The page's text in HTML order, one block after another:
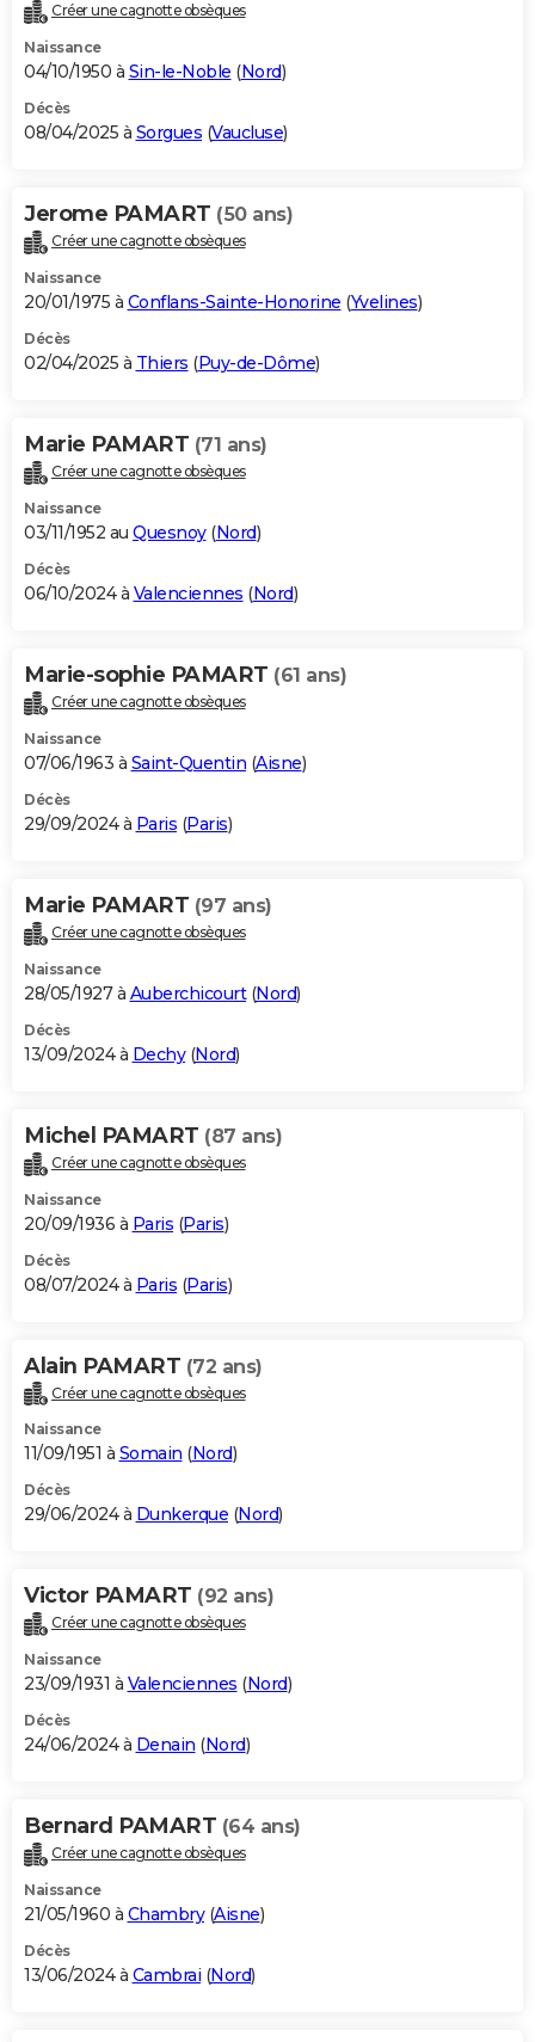
Créer une cagnotte obsèques
Naissance
04/10/1950 à Sin-le-Noble (Nord)
Décès
08/04/2025 à Sorgues (Vaucluse)
Jerome PAMART (50 ans)
Créer une cagnotte obsèques
Naissance
20/01/1975 à Conflans-Sainte-Honorine (Yvelines)
Décès
02/04/2025 à Thiers (Puy-de-Dôme)
Marie PAMART (71 ans)
Créer une cagnotte obsèques
Naissance
03/11/1952 au Quesnoy(Nord)
Décès
06/10/2024 à Valenciennes (Nord)
Marie-sophie PAMART (61 ans)
Créer une cagnotte obsèques
Naissance
07/06/1963 à Saint-Quentin (Aisne)
Décès
29/09/2024 à Paris (Paris)
Marie PAMART (97 ans)
Créer une cagnotte obsèques
Naissance
28/05/1927 à Auberchicourt(Nord)
Décès
13/09/2024 à Dechy(Nord)
Michel PAMART (87 ans)
Créer une cagnotte obsèques
Naissance
20/09/1936 à Paris (Paris)
Décès
08/07/2024 à Paris (Paris)
Alain PAMART (72 ans)
Créer une cagnotte obsèques
Naissance
11/09/1951 à Somain (Nord)
Décès
29/06/2024 à Dunkerque (Nord)
Victor PAMART (92 ans)
Créer une cagnotte obsèques
Naissance
23/09/1931 à Valenciennes (Nord)
Décès
24/06/2024 à Denain (Nord)
Bernard PAMART (64 ans)
Créer une cagnotte obsèques
Naissance
21/05/1960 à Chambry(Aisne)
Décès
13/06/2024 à Cambrai (Nord)